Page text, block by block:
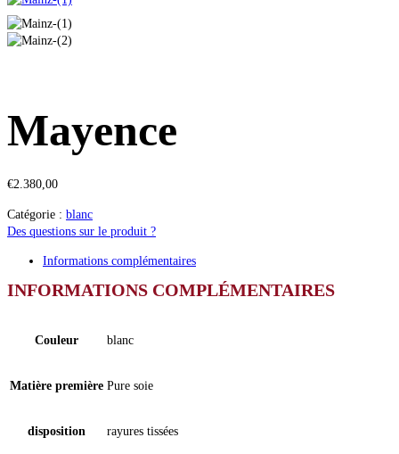
Mayence
€2.380,00
Catégorie : blanc
Des questions sur le produit ?
Informations complémentaires
INFORMATIONS COMPLÉMENTAIRES
Couleur blanc
Matière première Pure soie
disposition rayures tissées